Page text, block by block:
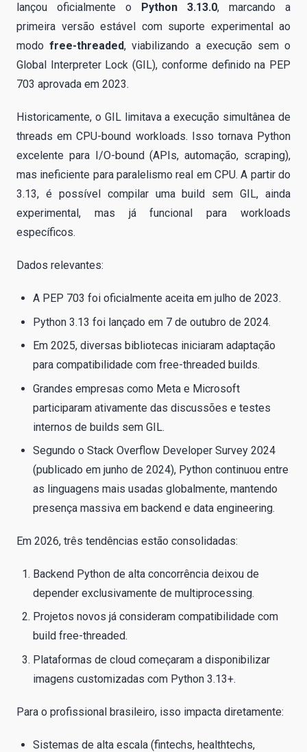
lançou oficialmente o
Python 3.13.0, marcando a
primeira versão estável com suporte experimental ao
modofree-threaded, viabilizando a execução sem o
Global Interpreter Lock (GIL), conforme definido na PEP
703 aprovada em 2023.
Historicamente, o GIL limitava a execução simultânea de
threads em CPU-bound workloads. Isso tornava Python
excelente para I/O-bound (APIs, automação, scraping),
mas ineficiente para paralelismo real em CPU. A partir do
3.13, é possível compilar uma build sem GIL, ainda
experimental, mas já funcional para workloads
específicos.
Dados relevantes:
A PEP 703 foi oficialmente aceita em julho de 2023.
Python 3.13 foi lançado em 7 de outubro de 2024.
Em 2025, diversas bibliotecas iniciaram adaptação
para compatibilidade com free-threaded builds.
Grandes empresas como Meta e Microsoft
participaram ativamente das discussões e testes
internos de builds sem GIL.
Segundo o Stack Overflow Developer Survey 2024
(publicado em junho de 2024), Python continuou entre
as linguagens mais usadas globalmente, mantendo
presença massiva em backend e data engineering.
Em 2026, três tendências estão consolidadas:
Backend Python de alta concorrência deixou de
depender exclusivamente de multiprocessing.
Projetos novos já consideram compatibilidade com
build free-threaded.
Plataformas de cloud começaram a disponibilizar
imagens customizadas com Python 3.13+.
Para o profissional brasileiro, isso impacta diretamente:
Sistemas de alta escala (fintechs, healthtechs,